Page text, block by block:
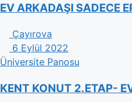
EV ARKADAŞI SADECE
Çayırova
6 Eylül 2022
Üniversite Panosu
KENT KONUT 2.ETAP-